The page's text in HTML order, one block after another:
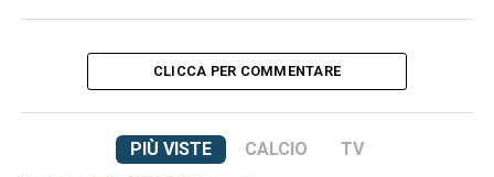
CLICCA PER COMMENTARE
PIÙ VISTE CALCIO TV